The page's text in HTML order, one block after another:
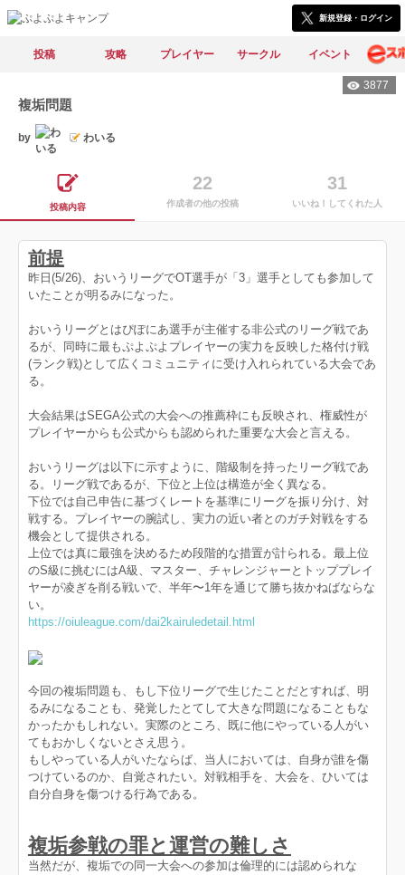
新規登録・ログイン
投稿 攻略 プレイヤー サークル イベント
3877
複垢問題
by わいる
投稿内容
22
作成者の他の投稿
31
いいね！してくれた人
前提
昨日(5/26)、おいうリーグでOT選手が「3」選手としても参加して
いたことが明るみになった。
おいうリーグとはぴぽにあ選手が主催する非公式のリーグ戦であ
るが、同時に最もぷよぷよプレイヤーの実力を反映した格付け戦
(ランク戦)として広くコミュニティに受け入れられている大会であ
る。
大会結果はSEGA公式の大会への推薦枠にも反映され、権威性が
プレイヤーからも公式からも認められた重要な大会と言える。
おいうリーグは以下に示すように、階級制を持ったリーグ戦であ
る。リーグ戦であるが、下位と上位は構造が全く異なる。
下位では自己申告に基づくレートを基準にリーグを振り分け、対
戦する。プレイヤーの腕試し、実力の近い者とのガチ対戦をする
機会として提供される。
上位では真に最強を決めるため段階的な措置が計られる。最上位
のS級に挑むにはA級、マスター、チャレンジャーとトッププレイ
ヤーが凌ぎを削る戦いで、半年〜1年を通じて勝ち抜かねばならな
い。
https://oiuleague.com/dai2kairuledetail.html
今回の複垢問題も、もし下位リーグで生じたことだとすれば、明
るみになることも、発覚したとてして大きな問題になることもな
かったかもしれない。実際のところ、既に他にやっている人がい
てもおかしくないとさえ思う。
もしやっている人がいたならば、当人においては、自身が誰を傷
つけているのか、自覚されたい。対戦相手を、大会を、ひいては
自分自身を傷つける行為である。
複垢参戦の罪と運営の難しさ
当然だが、複垢での同一大会への参加は倫理的には認められな